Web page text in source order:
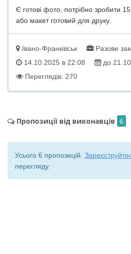
Є готові фото, потрібно зробити
або макет готовий для друку.
Івано-Франківськ
Разове
14.10.2025 в 22:08
до
Переглядів: 270
Пропозиції від виконавців 6
Усього 6 пропозицій.
перегляду.